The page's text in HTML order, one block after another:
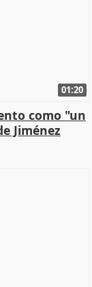
01:20
como "un
Jiménez